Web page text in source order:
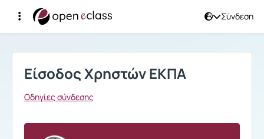
Σύνδεση
Σύνδεση
Είσοδος Χρηστών ΕΚΠΑ
Οδηγίες σύνδεσης